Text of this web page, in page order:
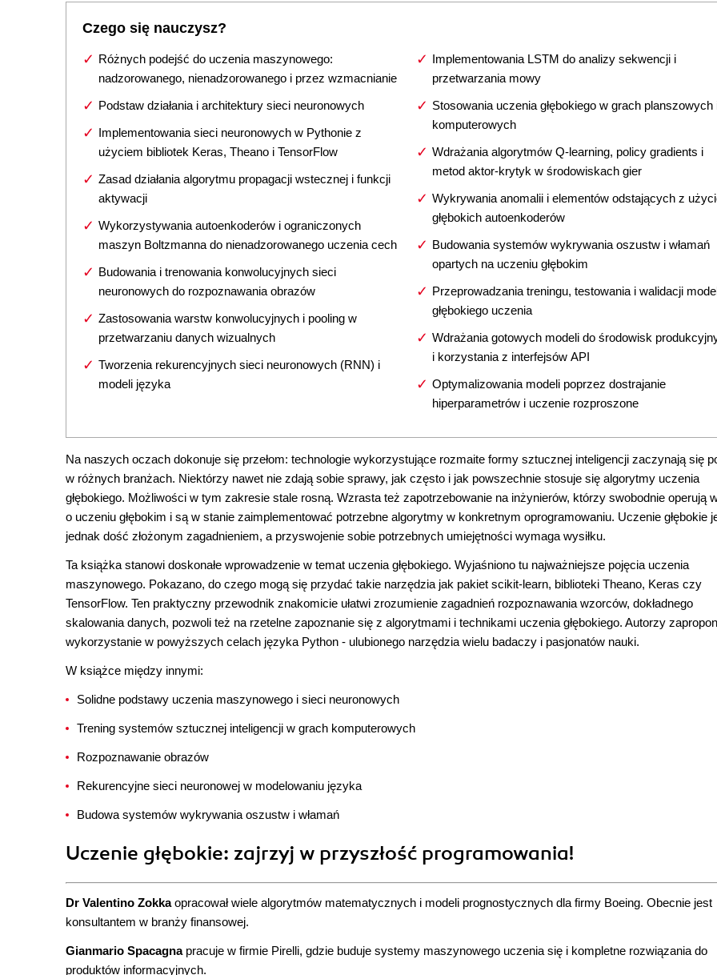
Czego się nauczysz?
Różnych podejść do uczenia maszynowego:
nadzorowanego, nienadzorowanego i przez wzmacnianie
Podstaw działania i architektury sieci neuronowych
Implementowania sieci neuronowych w Pythonie z
użyciem bibliotek Keras, Theano i TensorFlow
Zasad działania algorytmu propagacji wstecznej i funkcji
aktywacji
Wykorzystywania autoenkoderów i ograniczonych
maszyn Boltzmanna do nienadzorowanego uczenia cech
Budowania i trenowania konwolucyjnych sieci
neuronowych do rozpoznawania obrazów
Zastosowania warstw konwolucyjnych i pooling w
przetwarzaniu danych wizualnych
Tworzenia rekurencyjnych sieci neuronowych (RNN) i
modeli języka
Implementowania LSTM do analizy sekwencji i
przetwarzania mowy
Stosowania uczenia głębokiego w grach planszowych
komputerowych
Wdrażania algorytmów Q-learning, policy gradients i
metod aktor-krytyk w środowiskach gier
Wykrywania anomalii i elementów odstających z
głębokich autoenkoderów
Budowania systemów wykrywania oszustw i włamań
opartych na uczeniu głębokim
Przeprowadzania treningu, testowania i walidacji
głębokiego uczenia
Wdrażania gotowych modeli do środowisk
i korzystania z interfejsów API
Optymalizowania modeli poprzez dostrajanie
hiperparametrów i uczenie rozproszone
Na naszych oczach dokonuje się przełom: technologie wykorzystujące rozmaite formy sztucznej inteligencji zaczynają się
w różnych branżach. Niektórzy nawet nie zdają sobie sprawy, jak często i jak powszechnie stosuje się algorytmy uczenia
głębokiego. Możliwości w tym zakresie stale rosną. Wzrasta też zapotrzebowanie na inżynierów, którzy swobodnie operują
o uczeniu głębokim i są w stanie zaimplementować potrzebne algorytmy w konkretnym oprogramowaniu. Uczenie głębokie
jednak dość złożonym zagadnieniem, a przyswojenie sobie potrzebnych umiejętności wymaga wysiłku.
Ta książka stanowi doskonałe wprowadzenie w temat uczenia głębokiego. Wyjaśniono tu najważniejsze pojęcia uczenia
maszynowego. Pokazano, do czego mogą się przydać takie narzędzia jak pakiet scikit-learn, biblioteki Theano, Keras czy
TensorFlow. Ten praktyczny przewodnik znakomicie ułatwi zrozumienie zagadnień rozpoznawania wzorców, dokładnego
skalowania danych, pozwoli też na rzetelne zapoznanie się z algorytmami i technikami uczenia głębokiego. Autorzy
wykorzystanie w powyższych celach języka Python - ulubionego narzędzia wielu badaczy i pasjonatów nauki.
W książce między innymi:
Solidne podstawy uczenia maszynowego i sieci neuronowych
Trening systemów sztucznej inteligencji w grach komputerowych
Rozpoznawanie obrazów
Rekurencyjne sieci neuronowej w modelowaniu języka
Budowa systemów wykrywania oszustw i włamań
Uczenie głębokie: zajrzyj w przyszłość programowania!
Dr Valentino Zokkaopracował wiele algorytmów matematycznych i modeli prognostycznych dla firmy Boeing. Obecnie jest
konsultantem w branży finansowej.
Gianmario Spacagnapracuje w firmie Pirelli, gdzie buduje systemy maszynowego uczenia się i kompletne rozwiązania do
produktów informacyjnych.